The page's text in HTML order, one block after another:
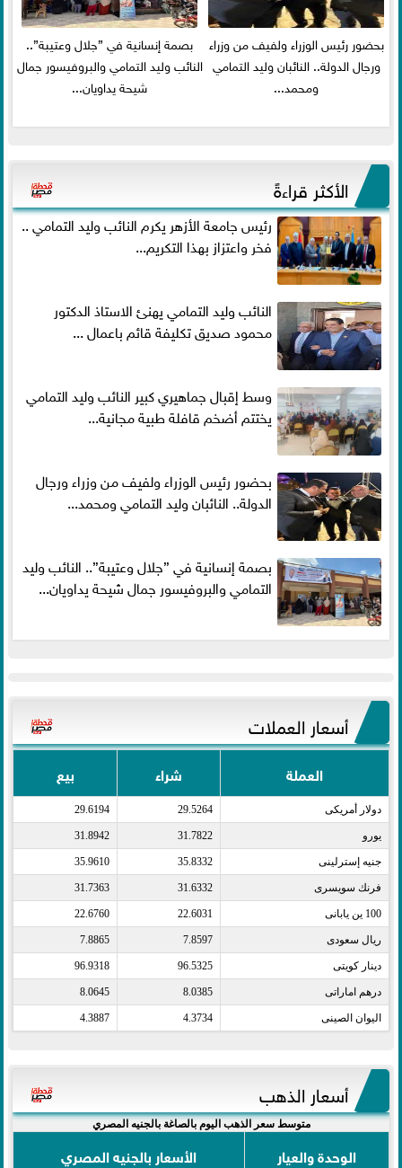
بحضور رئيس الوزراء ولفيف من وزراء
ورجال الدولة.. النائبان وليد التمامي
ومحمد...
بصمة إنسانية في ”جلال وعتيبة”..
النائب وليد التمامي والبروفيسور جمال
شيحة يداويان...
الأكثر قراءةً
رئيس جامعة الأزهر يكرم النائب وليد التمامي ..
فخر واعتزاز بهذا التكريم...
النائب وليد التمامي يهنئ الاستاذ الدكتور
محمود صديق تكليفة قائم باعمال ...
وسط إقبال جماهيري كبير النائب وليد التمامي
يختتم أضخم قافلة طبية مجانية...
بحضور رئيس الوزراء ولفيف من وزراء ورجال
الدولة.. النائبان وليد التمامي ومحمد...
بصمة إنسانية في ”جلال وعتيبة”.. النائب وليد
التمامي والبروفيسور جمال شيحة يداويان...
أسعار العملات
العملة شراء بيع
دولار أمريكى​ 29.5264
29.6194
يورو​ 31.7822
31.8942
جنيه إسترلينى​ 35.8332
35.9610
فرنك سويسرى​ 31.6332
31.7363
100 ين يابانى​ 22.6031
22.6760
ريال سعودى​ 7.8597
7.8865
دينار كويتى​ 96.5325
96.9318
درهم اماراتى​ 8.0385
8.0645
اليوان الصينى​ 4.3734
4.3887
أسعار الذهب
متوسط سعر الذهب اليوم بالصاغة بالجنيه المصري
الوحدة والعيار
الأسعار بالجنيه المصري